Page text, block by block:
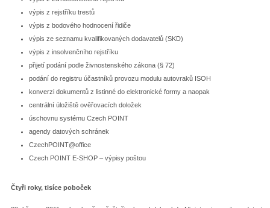
výpis z rejstříku trestů
výpis z bodového hodnocení řidiče
výpis ze seznamu kvalifikovaných dodavatelů (SKD)
výpis z insolvenčního rejstříku
přijetí podání podle živnostenského zákona (§ 72)
podání do registru účastníků provozu modulu autovraků ISOH
konverzi dokumentů z listinné do elektronické formy a naopak
centrální úložiště ověřovacích doložek
úschovnu systému Czech POINT
agendy datových schránek
CzechPOINT@office
Czech POINT E-SHOP – výpisy poštou
Čtyři roky, tisíce poboček